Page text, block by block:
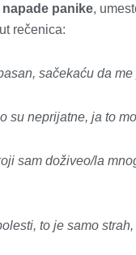
napade panike,
rečenica:
sačekaću da me
su neprijatne, ja to
sam doživeo/la
to je samo